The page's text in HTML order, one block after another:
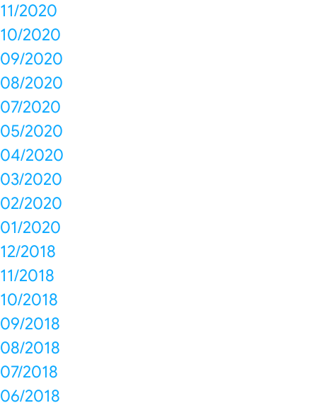
11/2020
10/2020
09/2020
08/2020
07/2020
05/2020
04/2020
03/2020
02/2020
01/2020
12/2018
11/2018
10/2018
09/2018
08/2018
07/2018
06/2018